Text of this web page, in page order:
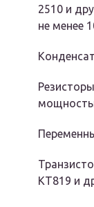
2510 и
не менее
КТ819 и